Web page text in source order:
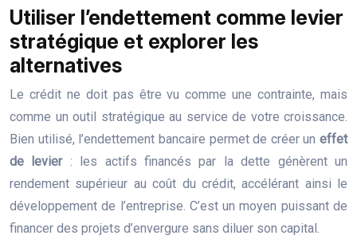
Utiliser l’endettement comme levier
stratégique et explorer les
alternatives
Le crédit ne doit pas être vu comme une contrainte, mais
comme un outil stratégique au service de votre croissance.
Bien utilisé, l’endettement bancaire permet de créer un effet
de levier: les actifs financés par la dette génèrent un
rendement supérieur au coût du crédit, accélérant ainsi le
développement de l’entreprise. C’est un moyen puissant de
financer des projets d’envergure sans diluer son capital.